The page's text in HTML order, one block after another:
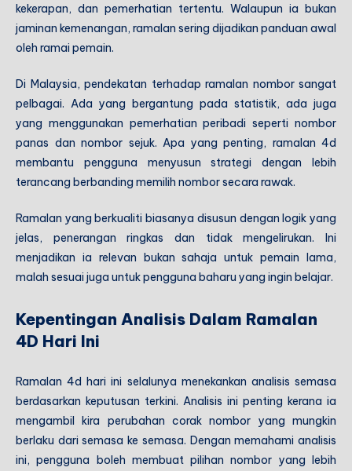
kekerapan, dan pemerhatian tertentu. Walaupun ia bukan
jaminan kemenangan, ramalan sering dijadikan panduan awal
oleh ramai pemain.
Di Malaysia, pendekatan terhadap ramalan nombor sangat
pelbagai. Ada yang bergantung pada statistik, ada juga
yang menggunakan pemerhatian peribadi seperti nombor
panas dan nombor sejuk. Apa yang penting, ramalan 4d
membantu pengguna menyusun strategi dengan lebih
terancang berbanding memilih nombor secara rawak.
Ramalan yang berkualiti biasanya disusun dengan logik yang
jelas, penerangan ringkas dan tidak mengelirukan. Ini
menjadikan ia relevan bukan sahaja untuk pemain lama,
malah sesuai juga untuk pengguna baharu yang ingin belajar.
Kepentingan Analisis Dalam Ramalan
4D Hari Ini
Ramalan 4d hari ini selalunya menekankan analisis semasa
berdasarkan keputusan terkini. Analisis ini penting kerana ia
mengambil kira perubahan corak nombor yang mungkin
berlaku dari semasa ke semasa. Dengan memahami analisis
ini, pengguna boleh membuat pilihan nombor yang lebih